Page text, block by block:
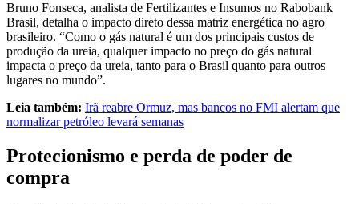
Bruno Fonseca, analista de Fertilizantes e Insumos no Rabobank
Brasil, detalha o impacto direto dessa matriz energética no agro
brasileiro. “Como o gás natural é um dos principais custos de
produção da ureia, qualquer impacto no preço do gás natural
impacta o preço da ureia, tanto para o Brasil quanto para outros
lugares no mundo”.
Leia também: Irã reabre Ormuz, mas bancos no FMI alertam que
normalizar petróleo levará semanas
Protecionismo e perda de poder de
compra